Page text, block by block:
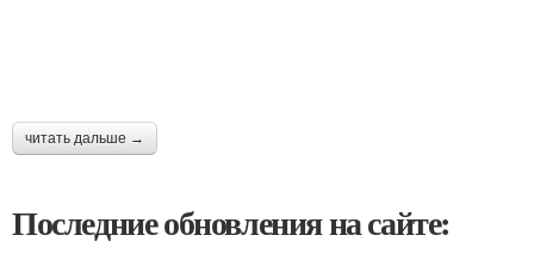
читать дальше →
Последние обновления на сайте: